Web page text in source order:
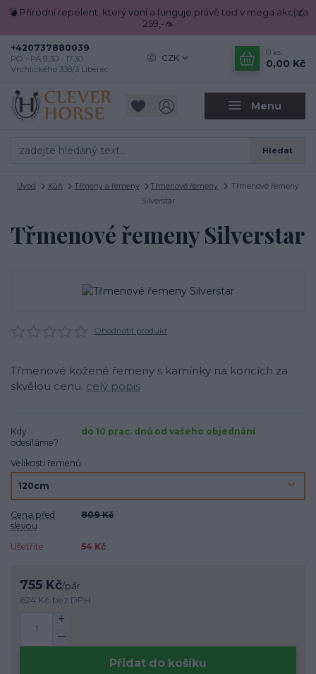
💣 Přírodní repelent, který voní a funguje právě teď v mega akci za
259,-🦟
Menu
CZK
Hledat
+420737880039
PO - PÁ 9.30 - 17.30
Vrchlického 338/3 Liberec
0 ks
0,00 Kč
Úvod Kůň Třmeny a řemeny Třmenové řemeny
Třmenové řemeny
Silverstar
Třmenové řemeny Silverstar
Ohodnotit produkt
Třmenové kožené řemeny s kamínky na koncích za
skvělou cenu. celý popis
Kdy
odesíláme?
do 10 prac. dnů od vašeho objednání
Velikosti řemenů
Cena před
slevou
809 Kč
Ušetříte 54 Kč
755 Kč/pár
624 Kč bez DPH
Přidat do košíku